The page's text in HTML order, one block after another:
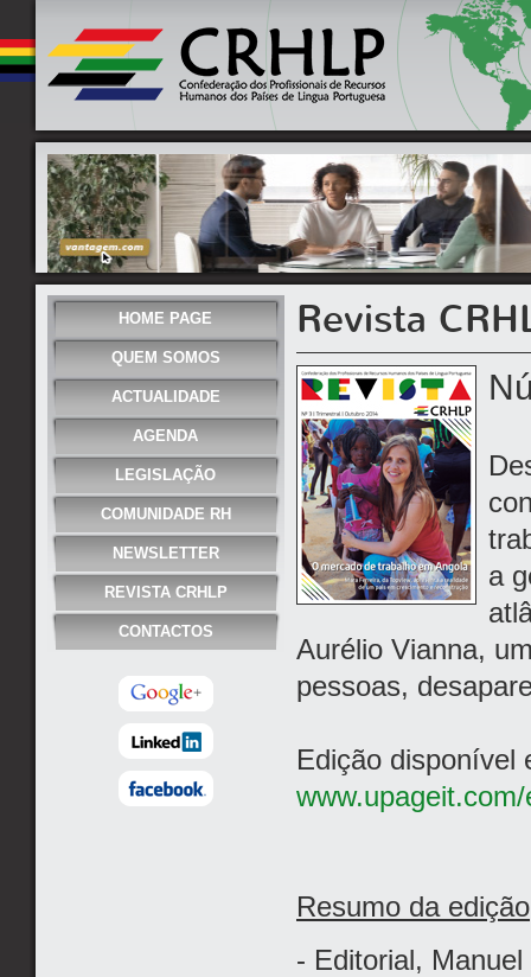
HOME PAGE
QUEM SOMOS
ACTUALIDADE
AGENDA
LEGISLAÇÃO
COMUNIDADE RH
NEWSLETTER
REVISTA CRHLP
CONTACTOS
Revista
a
Aurélio Vianna,
pessoas,
Edição disponível
Resumo da edição
- Editorial,